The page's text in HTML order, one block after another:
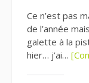
Ce n’est pas
de l’année
galette à la
hier… j’ai…